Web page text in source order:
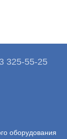
325-55-25
оборудования